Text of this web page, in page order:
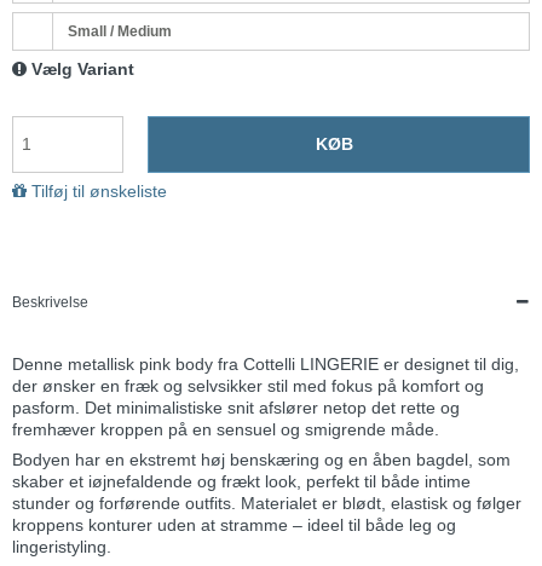
Small / Medium
Vælg Variant
KØB
Tilføj til ønskeliste
Beskrivelse
Denne metallisk pink body fra Cottelli LINGERIE er designet til dig,
der ønsker en fræk og selvsikker stil med fokus på komfort og
pasform. Det minimalistiske snit afslører netop det rette og
fremhæver kroppen på en sensuel og smigrende måde.
Bodyen har en ekstremt høj benskæring og en åben bagdel, som
skaber et iøjnefaldende og frækt look, perfekt til både intime
stunder og forførende outfits. Materialet er blødt, elastisk og følger
kroppens konturer uden at stramme – ideel til både leg og
lingeristyling.